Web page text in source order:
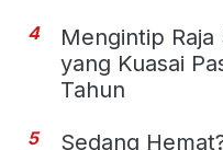
4
Mengintip
yang Kuasai
Tahun
5
Sedang